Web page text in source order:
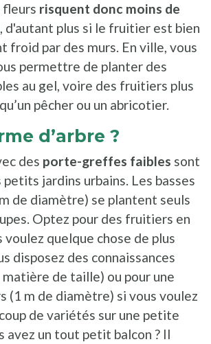
fleurs risquent donc moins de
, d'autant plus si le fruitier est bien
froid par des murs. En ville, vous
permettre de planter des
au gel, voire des fruitiers plus
pêcher ou un abricotier.
d’arbre ?
des porte-greffes faibles sont
jardins urbains. Les basses
de diamètre) se plantent seuls
Optez pour des fruitiers en
voulez quelque chose de plus
disposez des connaissances
matière de taille) ou pour une
(1 m de diamètre) si vous voulez
de variétés sur une petite
avez un tout petit balcon ? Il